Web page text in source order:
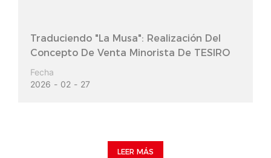
Traduciendo "La Musa": Realización Del
Concepto De Venta Minorista De TESIRO
Fecha
2026
02 27
LEER MÁS